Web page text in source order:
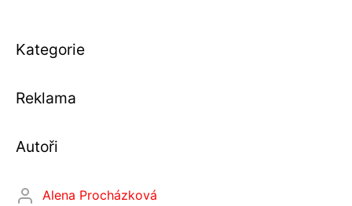
Kategorie
Reklama
Autoři
Alena Procházková